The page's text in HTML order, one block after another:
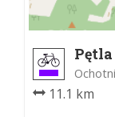
11.1 km